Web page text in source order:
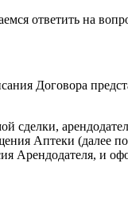
ответить на
Договора
сделки,
Аптеки (далее
Арендодателя, и